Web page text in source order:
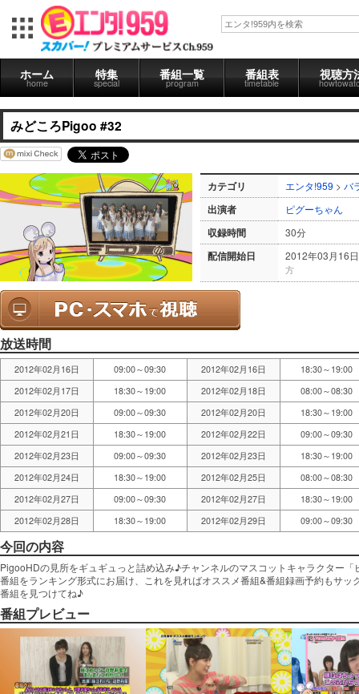
ホーム
home
特集
special
番組一覧
program
番組表
timetable
視聴方
みどころPigoo #32
カテゴリ エンタ!959 > バ
出演者 ピグーちゃん
収録時間 30分
配信開始日 2012年03月16日
方
放送時間
2012年02月16日 09:00～09:30 2012年02月16日
18:30～19:00
2012年02月17日
18:30～19:00 2012年02月18日
08:00～08:30
2012年02月20日
09:00～09:30 2012年02月20日
18:30～19:00
2012年02月21日
18:30～19:00 2012年02月22日
09:00～09:30
2012年02月23日
09:00～09:30 2012年02月23日
18:30～19:00
2012年02月24日
18:30～19:00 2012年02月25日
08:00～08:30
2012年02月27日
09:00～09:30 2012年02月27日
18:30～19:00
2012年02月28日
18:30～19:00 2012年02月29日 09:00～09:30
今回の内容
PigooHDの見所をギュギュっと詰め込み♪チャンネルのマスコットキャラクター
番組をランキング形式にお届け、これを見ればオススメ番組&番組録画予約もサ
番組を見つけてね♪
番組プレビュー